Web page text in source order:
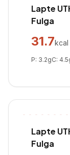
Lapte
Fulga
31.7kcal
P: 3.2gC: 4.5
Lapte
Fulga